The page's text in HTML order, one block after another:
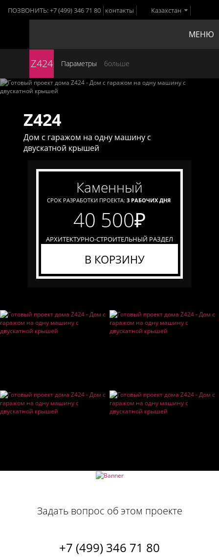
ПОЗВОНИТЬ:+7 (499) 346 71 80 контакты Казахстан
МЕНЮ
Z424 Параметры больше
Z424
Дом с гаражом на одну машину с
двускатной крышей
каменный
СРОК РАЗРАБОТКИ ПРОЕКТА: 3 РАБОЧИХ ДНЯ
40 500₽
АРХИТЕКТУРНО-СТРОИТЕЛЬНЫЙ РАЗДЕЛ
В КОРЗИНУ
Задать вопрос об этом проекте
+7 (499) 346 71 80